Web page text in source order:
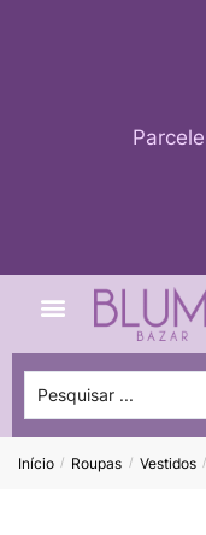
Início / Roupas / Vestidos /